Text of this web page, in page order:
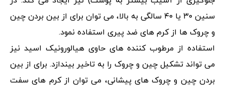
سنین ۳۰ یا ۴۰ سالگی به بالا، می توان برای از بین بردن چین
و چروک ها از کرم های ضد پیری استفاده نمود.
استفاده از مرطوب کننده های حاوی هیالورونیک اسید نیز
می تواند تشکیل چین و چروک را به تاخیر بیندازد. برای از بین
بردن چین و چروک های پیشانی، می توان از کرم های سفت